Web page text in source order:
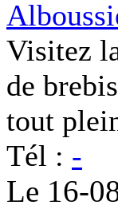
Visitez
de
tout
Tél : -
Le 16-